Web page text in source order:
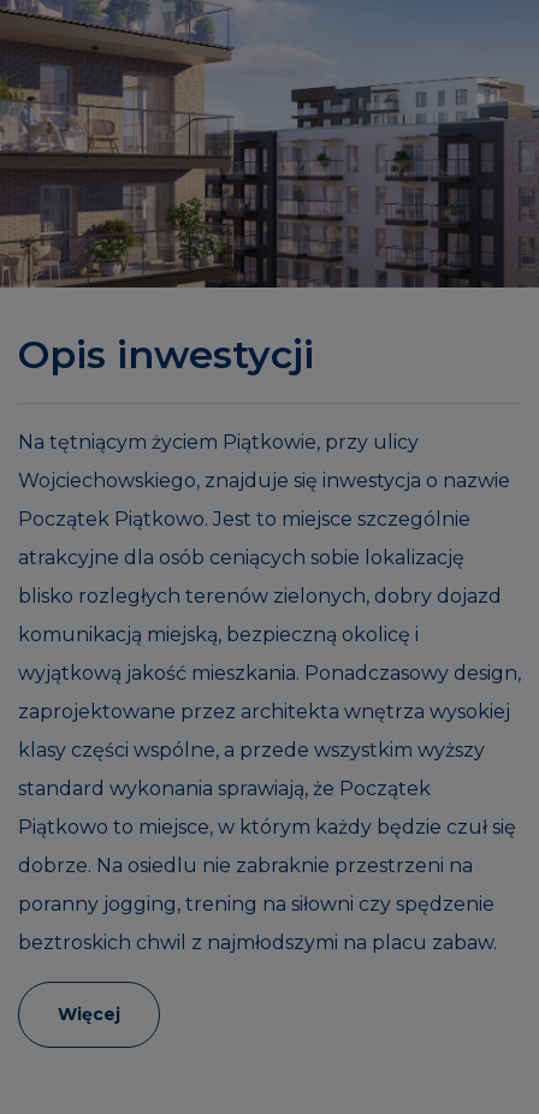
Opis inwestycji
Na tętniącym życiem Piątkowie, przy ulicy
Wojciechowskiego, znajduje się inwestycja o nazwie
Początek Piątkowo. Jest to miejsce szczególnie
atrakcyjne dla osób ceniących sobie lokalizację
blisko rozległych terenów zielonych, dobry dojazd
komunikacją miejską, bezpieczną okolicę i
wyjątkową jakość mieszkania. Ponadczasowy design,
zaprojektowane przez architekta wnętrza wysokiej
klasy części wspólne, a przede wszystkim wyższy
standard wykonania sprawiają, że Początek
Piątkowo to miejsce, w którym każdy będzie czuł się
dobrze. Na osiedlu nie zabraknie przestrzeni na
poranny jogging, trening na siłowni czy spędzenie
beztroskich chwil z najmłodszymi na placu zabaw.
Więcej